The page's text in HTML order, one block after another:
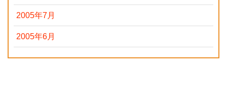
2005年7月
2005年6月